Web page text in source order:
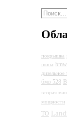
покрышка
шина bmw
дизельное
бмв 528
вторая
мощности
ТО